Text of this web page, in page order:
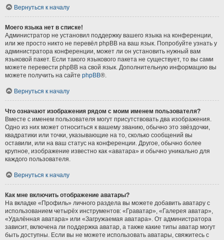
Вернуться к началу
Моего языка нет в списке!
Администратор не установил поддержку вашего языка на конференции,
или же просто никто не перевёл phpBB на ваш язык. Попробуйте узнать у
администратора конференции, может ли он установить нужный вам
языковой пакет. Если такого языкового пакета не существует, то вы сами
можете перевести phpBB на свой язык. Дополнительную информацию вы
можете получить на сайте phpBB®.
Вернуться к началу
Что означают изображения рядом с моим именем пользователя?
Вместе с именем пользователя могут присутствовать два изображения.
Одно из них может относиться к вашему званию, обычно это звёздочки,
квадратики или точки, указывающие на то, сколько сообщений вы
оставили, или на ваш статус на конференции. Другое, обычно более
крупное, изображение известно как «аватара» и обычно уникально для
каждого пользователя.
Вернуться к началу
Как мне включить отображение аватары?
На вкладке «Профиль» личного раздела вы можете добавить аватару с
использованием четырёх инструментов: «Граватар», «Галерея аватар»,
«Удалённая аватара» или «Загружаемая аватара». От администратора
зависит, включена ли поддержка аватар, а также какие типы аватар могут
быть доступны. Если вы не можете использовать аватары, свяжитесь с